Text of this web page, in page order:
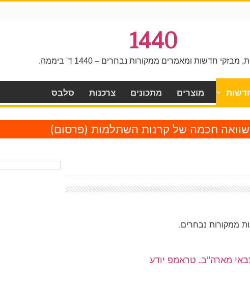
1440
מבזקי חדשות ומאמרים ממקורות נבחרים – 1440 ד' ביממה.
מוצרים מתכונים צרכנות סלבס
חכמה של קרנות השתלמות (פרסום)
ממקורות נבחרים.
מארה"ב. טראמפ יודע